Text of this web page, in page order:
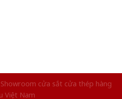
cửa sắt cửa thép hàng
Việt Nam